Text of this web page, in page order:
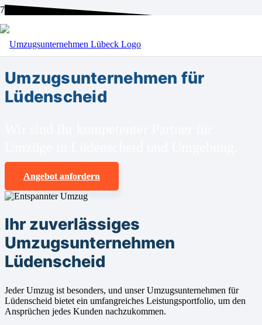
BEI UNS SIND SIE RICHTIG!
Umzugsunternehmen für
Lüdenscheid
Angebot anfordern
Ihr zuverlässiges
Umzugsunternehmen
Lüdenscheid
Jeder Umzug ist besonders, und unser Umzugsunternehmen für
Lüdenscheid bietet ein umfangreiches Leistungsportfolio, um den
Ansprüchen jedes Kunden nachzukommen.